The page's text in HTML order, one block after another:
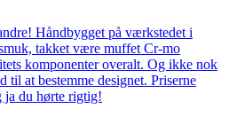
Håndbygget på værkstedet i
takket være muffet Cr-mo
komponenter overalt. Og ikke nok
til at bestemme designet. Priserne
ja du hørte rigtig!